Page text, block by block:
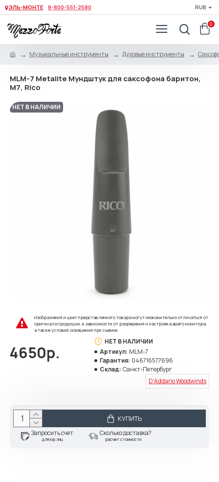
ЭЛЬ-МОНТЕ 8-800-551-2580 RUB
0
Музыкальные инструменты Духовые инструменты
MLM-7 Metalite Мундштук для саксофона баритон,
М7, Rico
НЕТ В НАЛИЧИИ
Изображения и цвет представленного товара могут незначительно отличаться от
оригинала продукции, в зависимости от разрешения и настроек вашего монитора,
а также условий освещения при съемке.
4650р.
НЕТ В НАЛИЧИИ
Артикул: MLM-7
Гарантия: 046716577696
Склад: Санкт-Петербург
D'Addario Woodwinds
КУПИТЬ
Запросить счет
для юр.лиц
Сколько доставка?
расчет стоимости